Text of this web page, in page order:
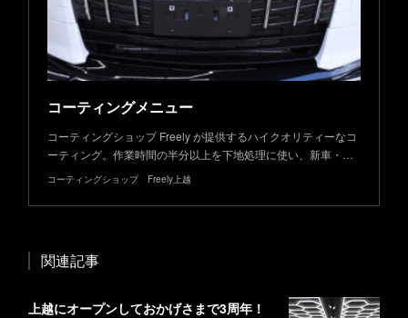
コーティングメニュー
コーティングショップ Freely が提供するハイクオリティーなコ
ーティング。作業時間の半分以上を下地処理に使い、新車・…
コーティングショップ Freely上越
関連記事
上越にオープンしておかげさまで3周年！